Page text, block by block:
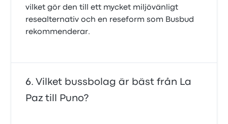
vilket gör den till ett mycket miljövänligt
resealternativ och en reseform som Busbud
rekommenderar.
Vilket bussbolag är bäst från La
Paz till Puno?